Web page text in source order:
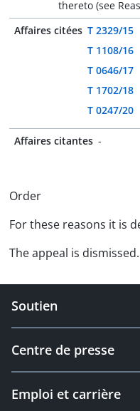
thereto (see
Affaires citées T 2329/15
T 1108/16
T 0646/17
T 1702/18
T 0247/20
Affaires citantes -
Order
For these reasons it is
The appeal is dismissed.
Soutien
Centre de presse
Emploi et carrière